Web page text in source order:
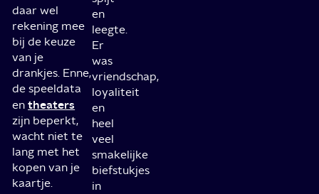
daar wel
rekening mee
bij de keuze
van je
drankjes. Enne,
de speeldata
entheaters
zijn beperkt,
wacht niet te
lang met het
kopen van je
kaartje.
en
leegte.
Er
was
vriendschap,
loyaliteit
en
heel
veel
smakelijke
biefstukjes
in